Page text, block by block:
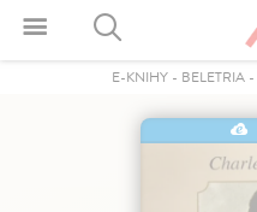
E-KNIHY - BELETRIA -